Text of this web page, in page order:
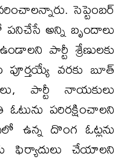
సెప్టెంబర్
అన్ని బృందాలు
పార్టీ శ్రేణులకు
పూర్తయ్యే వరకు బూత్
పార్టీ నాయకులు
పరిరక్షించాలని
ఉన్న దొంగ ఓట్లను
ఫిర్యాదులు చేయాలని